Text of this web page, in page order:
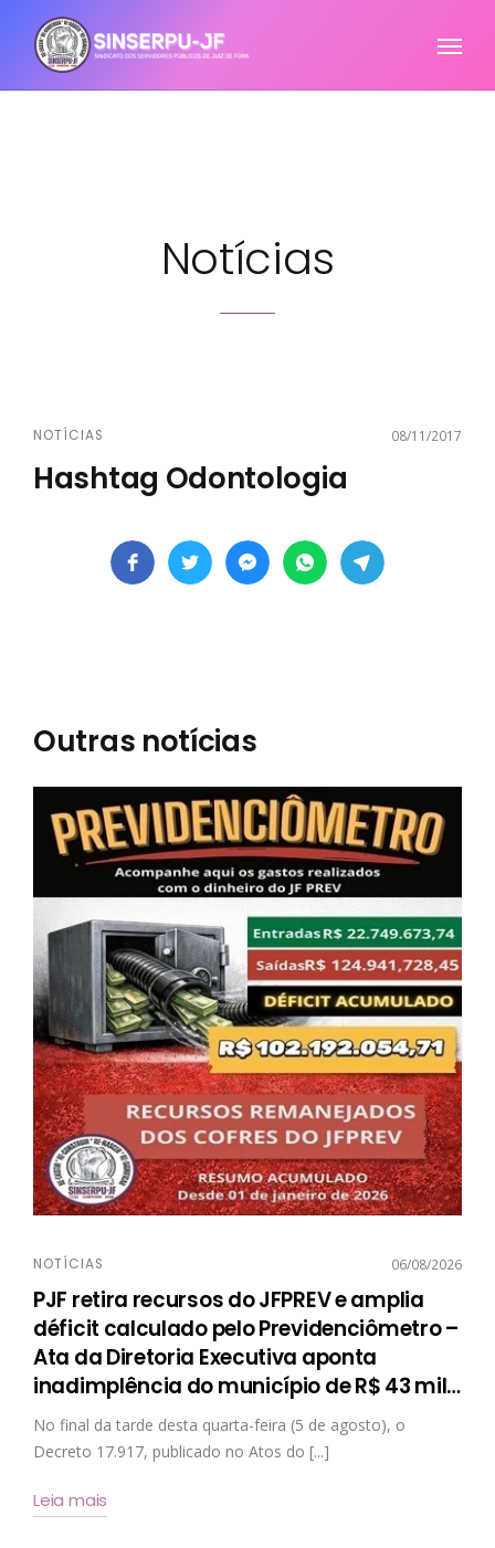
Notícias
NOTÍCIAS 08/11/2017
Hashtag Odontologia
Outras notícias
NOTÍCIAS 06/08/2026
PJF retira recursos do JFPREV e amplia
déficit calculado pelo Previdenciômetro –
Ata da Diretoria Executiva aponta
inadimplência do município de R$ 43 mil…
No final da tarde desta quarta-feira (5 de agosto), o
Decreto 17.917, publicado no Atos do [...]
Leia mais